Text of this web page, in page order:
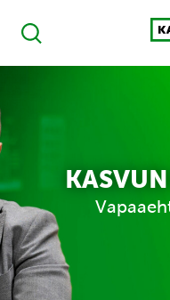
Haku
Kasvu Open